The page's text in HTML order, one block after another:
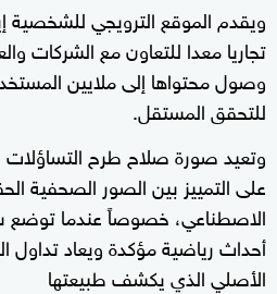
ويقدم الموقع الترويجي
تجاريا معدا للتعاون مع الشركات
وصول محتواها إلى ملايين
للتحقق المستقل.
وتعيد صورة صلاح طرح
على التمييز بين الصور الصحفية
الاصطناعي، خصوصاً عندما توضع
أحداث رياضية مؤكدة ويعاد تداول
الأصلي الذي يكشف طبيعتها